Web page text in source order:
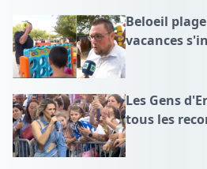
Beloeil
vacances
Les Gens
tous les